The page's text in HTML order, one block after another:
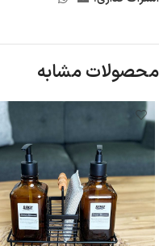
محصولات مشابه